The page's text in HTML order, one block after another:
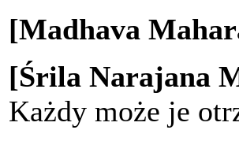
[Madhava
[Śrila Narajana
Każdy może je